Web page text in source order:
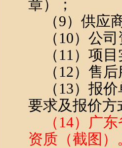
章）；
（9）供应
（10）公
（11）项
（12）售
（13）报价
要求及报价方
（14） 广
资质 （截图 ）